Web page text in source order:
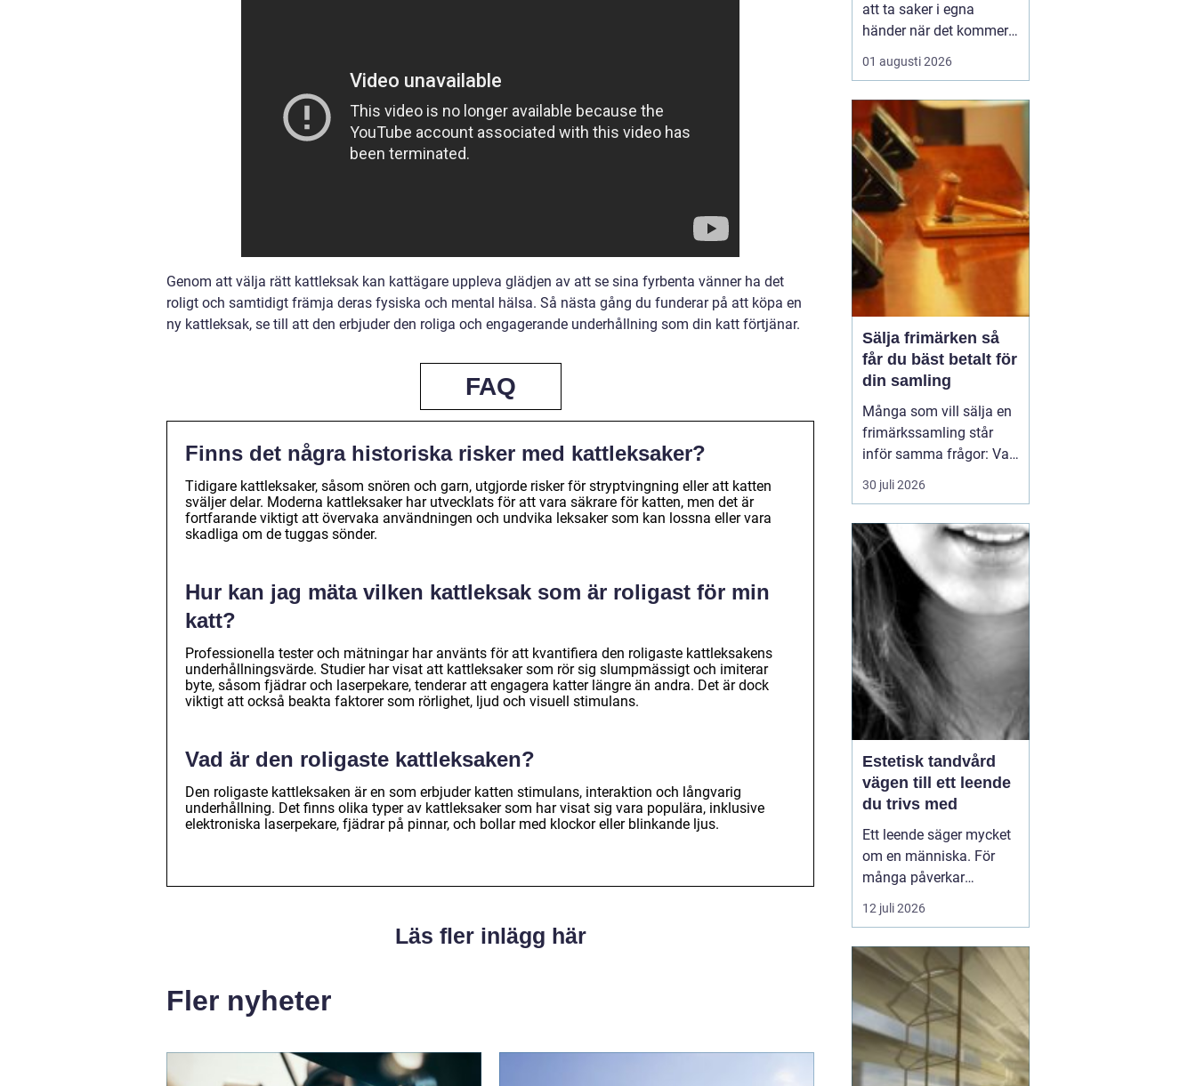
Genom att välja rätt kattleksak kan kattägare uppleva glädjen av att se sina fyrbenta vänner ha det
roligt och samtidigt främja deras fysiska och mental hälsa. Så nästa gång du funderar på att köpa en
ny kattleksak, se till att den erbjuder den roliga och engagerande underhållning som din katt förtjänar.
FAQ
Finns det några historiska risker med kattleksaker?
Tidigare kattleksaker, såsom snören och garn, utgjorde risker för stryptvingning eller att katten
sväljer delar. Moderna kattleksaker har utvecklats för att vara säkrare för katten, men det är
fortfarande viktigt att övervaka användningen och undvika leksaker som kan lossna eller vara
skadliga om de tuggas sönder.
Hur kan jag mäta vilken kattleksak som är roligast för min
katt?
Professionella tester och mätningar har använts för att kvantifiera den roligaste kattleksakens
underhållningsvärde. Studier har visat att kattleksaker som rör sig slumpmässigt och imiterar
byte, såsom fjädrar och laserpekare, tenderar att engagera katter längre än andra. Det är dock
viktigt att också beakta faktorer som rörlighet, ljud och visuell stimulans.
Vad är den roligaste kattleksaken?
Den roligaste kattleksaken är en som erbjuder katten stimulans, interaktion och långvarig
underhållning. Det finns olika typer av kattleksaker som har visat sig vara populära, inklusive
elektroniska laserpekare, fjädrar på pinnar, och bollar med klockor eller blinkande ljus.
Läs fler inlägg här
Fler nyheter
att ta saker i egna
händer när det kommer
till hemförbättringar,
men när det handlar om
alltid bäst att vända sig
till ett proffs. I Huddinge
finns det många ...
01 augusti 2026
Sälja frimärken så
får du bäst betalt för
din samling
Många som vill sälja en
frimärkssamling står
inför samma frågor: Vad
är samlingen värd? Var
vänder man sig? Och hur
för billigt? Oavsett om
samlingen är egen, ärvd
eller del av ett dödsbo
går det att skapa
ordning, få en rättvi...
30 juli 2026
Estetisk tandvård
vägen till ett leende
du trivs med
Ett leende säger mycket
om en människa. För
många påverkar
tändernas utseende
både självförtroendet
sociala situationer.
estetisk tandvård
handlar om att skapa
et...
12 juli 2026